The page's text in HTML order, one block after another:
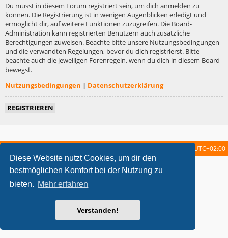
Diese Website nutzt Cookies, um dir den
bestmöglichen Komfort bei der Nutzung zu
bieten. Mehr erfahren
Verstanden!
Du musst in diesem Forum registriert sein, um dich anmelden zu
können. Die Registrierung ist in wenigen Augenblicken erledigt und
ermöglicht dir, auf weitere Funktionen zuzugreifen. Die Board-
Administration kann registrierten Benutzern auch zusätzliche
Berechtigungen zuweisen. Beachte bitte unsere Nutzungsbedingungen
und die verwandten Regelungen, bevor du dich registrierst. Bitte
beachte auch die jeweiligen Forenregeln, wenn du dich in diesem Board
bewegst.
Nutzungsbedingungen | Datenschutzerklärung
REGISTRIEREN
UTC+02:00
metrolike style by Eric Seguin Updated for phpBB3.2 by
Powered byphpBB ® Forum Software © phpBB Limited
Deutsche Übersetzung durch